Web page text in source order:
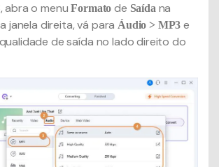
abra o menuFormato de Saídana
janela direita, vá paraÁudio > MP3 e
de saída no lado direito do